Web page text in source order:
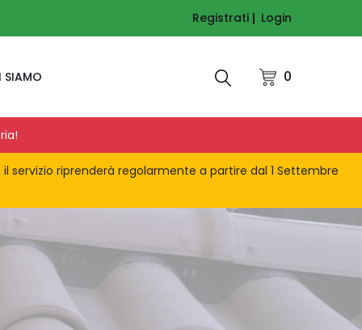
Registrati Login
0
SIAMO
riprenderà regolarmente a partire dal 1 Settembre